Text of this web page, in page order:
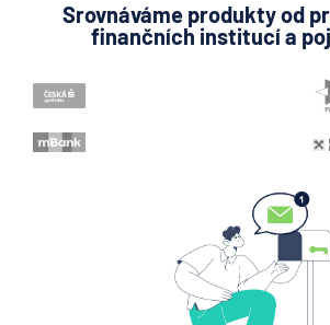
Srovnáváme produkty od
finančních institucí a